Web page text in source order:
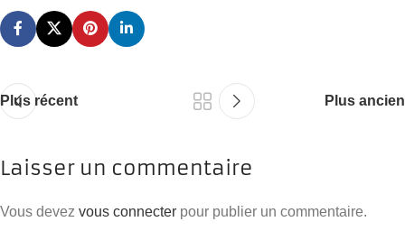
Plus récent Plus ancien
Laisser un commentaire
Vous devez vous connecter pour publier un commentaire.